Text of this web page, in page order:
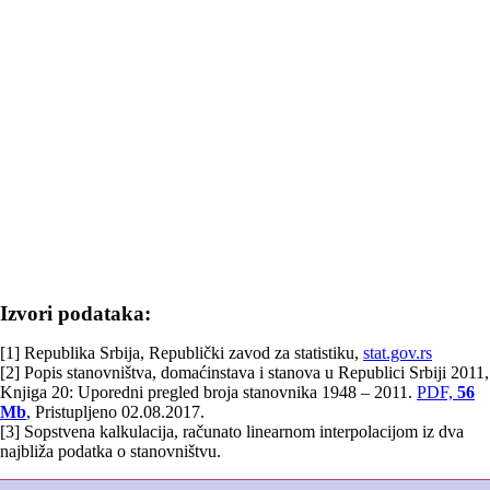
Izvori podataka:
[1] Republika Srbija, Republički zavod za statistiku, stat.gov.rs
[2] Popis stanovništva, domaćinstava i stanova u Republici Srbiji 2011,
Knjiga 20: Uporedni pregled broja stanovnika 1948 – 2011. PDF, 56
Mb, Pristupljeno 02.08.2017.
[3] Sopstvena kalkulacija, računato linearnom interpolacijom iz dva
najbliža podatka o stanovništvu.